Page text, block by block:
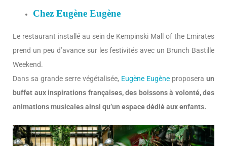
Chez Eugène Eugène
Le restaurant installé au sein de Kempinski Mall of the Emirates
prend un peu d’avance sur les festivités avec un Brunch Bastille
Weekend.
Dans sa grande serre végétalisée, Eugène Eugène proposera un
buffet aux inspirations françaises, des boissons à volonté, des
animations musicales ainsi qu’un espace dédié aux enfants.